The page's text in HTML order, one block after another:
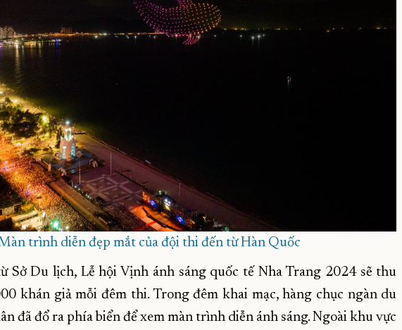
trình diễn đẹp mắt của đội thi đến từ Hàn Quốc
Sở Du lịch, Lễ hội Vịnh ánh sáng quốc tế Nha Trang 2024 sẽ thu
khán giả mỗi đêm thi. Trong đêm khai mạc, hàng chục ngàn du
đã đổ ra phía biển để xem màn trình diễn ánh sáng. Ngoài khu vực